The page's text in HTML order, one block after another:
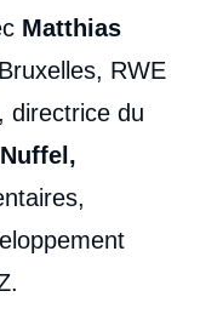
Matthias
RWE
, directrice du